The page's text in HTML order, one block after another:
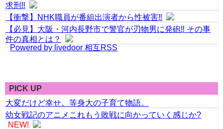
求刑‼
【衝撃】NHK職員が番組出演者から性被害‼
【必見】大阪・河内長野市で警官が刃物男に発砲‼ その事
件の真相とは？
Powered by livedoor 相互RSS
PICK UP
大変だけど幸せ。等身大の子育て物語。
幼女戦記のアニメこれもう敗戦に向かっていく感じか?
NEW!